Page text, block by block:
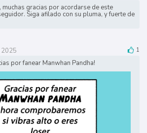
muchas gracias por acordarse de este
Siga afilado con su pluma, y fuerte de
2025
1
por fanear Manwhan Pandha!